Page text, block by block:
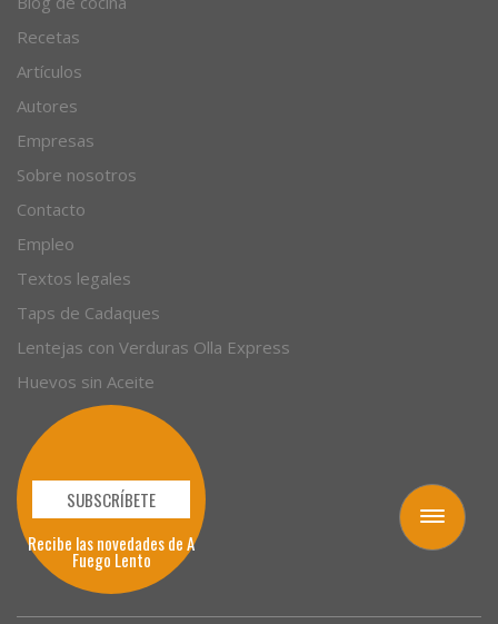
Toggle
navigation
Blog de cocina
Recetas
Artículos
Autores
Empresas
Sobre nosotros
Contacto
Empleo
Textos legales
Taps de Cadaques
Lentejas con Verduras Olla Express
Huevos sin Aceite
SUBSCRÍBETE
Recibe las novedades de A